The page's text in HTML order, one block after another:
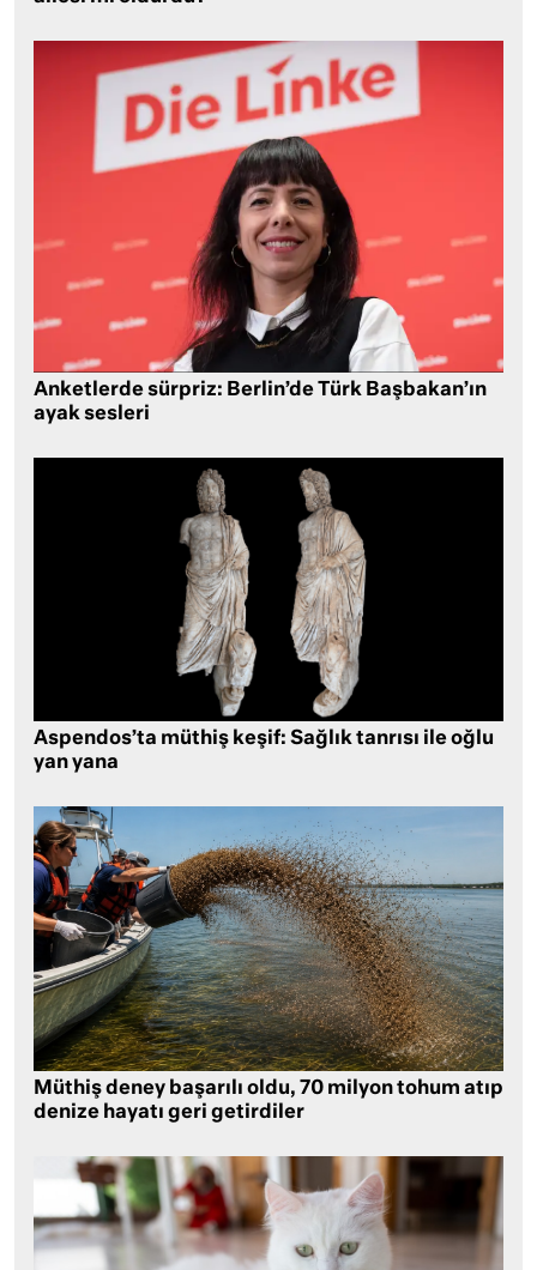
Anketlerde sürpriz: Berlin’de Türk Başbakan’ın
ayak sesleri
Aspendos’ta müthiş keşif: Sağlık tanrısı ile oğlu
yan yana
Müthiş deney başarılı oldu, 70 milyon tohum atıp
denize hayatı geri getirdiler